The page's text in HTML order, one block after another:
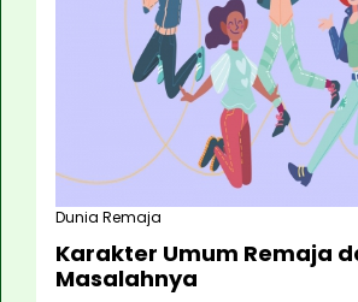
Dunia Remaja
Karakter Umum Remaja
Masalahnya